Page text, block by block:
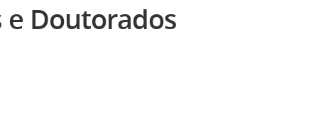
e Doutorados